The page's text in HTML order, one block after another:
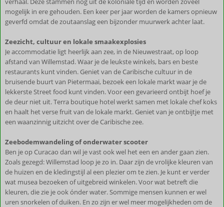
mogelijk in ere gehouden. Een keer per jaar worden de kamers opnieuw
geverfd omdat de zoutaanslag een bijzonder muurwerk achter laat.
Zeezicht, cultuur en lokale smaakexplosies
Je accommodatie ligt heerlijk aan zee, in de Nieuwestraat, op loop
afstand van Willemstad. Waar je de leukste winkels, bars en beste
restaurants kunt vinden. Geniet van de Caribische cultuur in de
bruisende buurt van Pietermaai, bezoek een lokale markt waar je de
lekkerste Street food kunt vinden. Voor een gevarieerd ontbijt hoef je
de deur niet uit. Terra boutique hotel werkt samen met lokale chef koks
en haalt het verse fruit van de lokale markt. Geniet van je ontbijtje met
een waanzinnig uitzicht over de Caribische zee.
Zeebodemwandeling of onderwater scooter
Ben je op Curacao dan wil je vast ook wel het een en ander gaan zien.
Zoals gezegd: Willemstad loop je zo in. Daar zijn de vrolijke kleuren van
de huizen en de kledingstijl al een plezier om te zien. Je kunt er verder
wat musea bezoeken of uitgebreid winkelen. Voor wat betreft die
kleuren, die zie je ook ónder water. Sommige mensen kunnen er wel
uren snorkelen of duiken. En zo zijn er wel meer mogelijkheden om de